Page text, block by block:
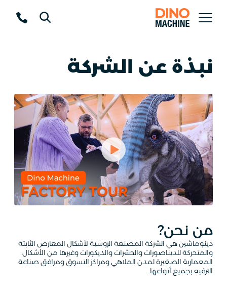
نبذة عن الشركة
من نحن?
دينوماشين هي الشركة المصنعة الروسية لأشكال المعارض الثابتة
والمتحركة للديناصورات والحشرات والديكورات وغيرها من الأشكال
المعمارية الصغيرة لمدن الملاهي ومراكز التسوق ومرافق صناعة
الترفيه بجميع أنواعها.